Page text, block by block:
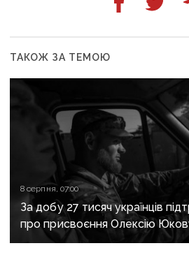
ТАКОЖ ЗА ТЕМОЮ
8 серпня, 07:00
За добу 27 тисяч українців
про присвоєння Олексію
України посмертно